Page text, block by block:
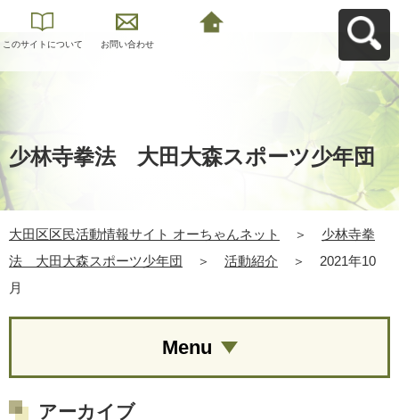
このサイトについて お問い合わせ
少林寺拳法 大田大森スポーツ少年団
大田区区民活動情報サイト オーちゃんネット ＞
少林寺拳
法 大田大森スポーツ少年団
＞ 活動紹介 ＞
2021年10
月
Menu
アーカイブ